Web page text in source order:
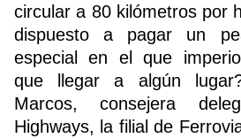
circular a 80 kilómetros por
dispuesto a pagar un
especial en el que
que llegar a algún
Marcos, consejera
Highways, la filial de